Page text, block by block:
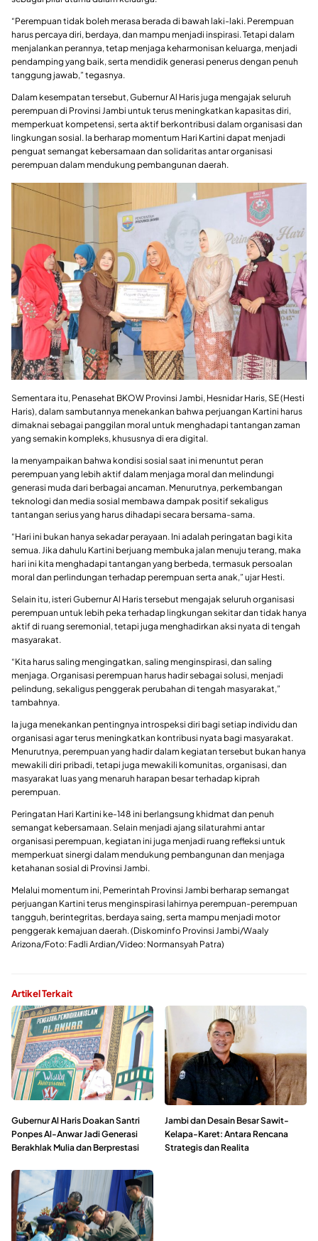
“Perempuan tidak boleh merasa berada di bawah laki-laki. Perempuan
harus percaya diri, berdaya, dan mampu menjadi inspirasi. Tetapi dalam
menjalankan perannya, tetap menjaga keharmonisan keluarga, menjadi
pendamping yang baik, serta mendidik generasi penerus dengan penuh
tanggung jawab,” tegasnya.
Dalam kesempatan tersebut, Gubernur Al Haris juga mengajak seluruh
perempuan di Provinsi Jambi untuk terus meningkatkan kapasitas diri,
memperkuat kompetensi, serta aktif berkontribusi dalam organisasi dan
lingkungan sosial. Ia berharap momentum Hari Kartini dapat menjadi
penguat semangat kebersamaan dan solidaritas antar organisasi
perempuan dalam mendukung pembangunan daerah.
Sementara itu, Penasehat BKOW Provinsi Jambi, Hesnidar Haris, SE (Hesti
Haris), dalam sambutannya menekankan bahwa perjuangan Kartini harus
dimaknai sebagai panggilan moral untuk menghadapi tantangan zaman
yang semakin kompleks, khususnya di era digital.
Ia menyampaikan bahwa kondisi sosial saat ini menuntut peran
perempuan yang lebih aktif dalam menjaga moral dan melindungi
generasi muda dari berbagai ancaman. Menurutnya, perkembangan
teknologi dan media sosial membawa dampak positif sekaligus
tantangan serius yang harus dihadapi secara bersama-sama.
“Hari ini bukan hanya sekadar perayaan. Ini adalah peringatan bagi kita
semua. Jika dahulu Kartini berjuang membuka jalan menuju terang, maka
hari ini kita menghadapi tantangan yang berbeda, termasuk persoalan
moral dan perlindungan terhadap perempuan serta anak,” ujar Hesti.
Selain itu, isteri Gubernur Al Haris tersebut mengajak seluruh organisasi
perempuan untuk lebih peka terhadap lingkungan sekitar dan tidak hanya
aktif di ruang seremonial, tetapi juga menghadirkan aksi nyata di tengah
masyarakat.
“Kita harus saling mengingatkan, saling menginspirasi, dan saling
menjaga. Organisasi perempuan harus hadir sebagai solusi, menjadi
pelindung, sekaligus penggerak perubahan di tengah masyarakat,”
tambahnya.
Ia juga menekankan pentingnya introspeksi diri bagi setiap individu dan
organisasi agar terus meningkatkan kontribusi nyata bagi masyarakat.
Menurutnya, perempuan yang hadir dalam kegiatan tersebut bukan hanya
mewakili diri pribadi, tetapi juga mewakili komunitas, organisasi, dan
masyarakat luas yang menaruh harapan besar terhadap kiprah
perempuan.
Peringatan Hari Kartini ke-148 ini berlangsung khidmat dan penuh
semangat kebersamaan. Selain menjadi ajang silaturahmi antar
organisasi perempuan, kegiatan ini juga menjadi ruang refleksi untuk
memperkuat sinergi dalam mendukung pembangunan dan menjaga
ketahanan sosial di Provinsi Jambi.
Melalui momentum ini, Pemerintah Provinsi Jambi berharap semangat
perjuangan Kartini terus menginspirasi lahirnya perempuan-perempuan
tangguh, berintegritas, berdaya saing, serta mampu menjadi motor
penggerak kemajuan daerah. (Diskominfo Provinsi Jambi/Waaly
Arizona/Foto: Fadli Ardian/Video: Normansyah Patra)
Artikel Terkait
Gubernur Al Haris Doakan Santri
Ponpes Al-Anwar Jadi Generasi
Berakhlak Mulia dan Berprestasi
Jambi dan Desain Besar Sawit-
Kelapa-Karet: Antara Rencana
Strategis dan Realita